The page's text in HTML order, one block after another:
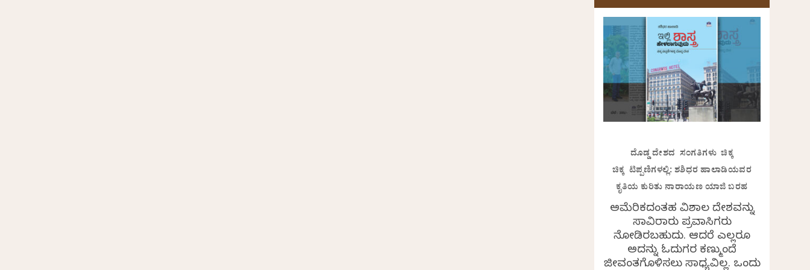
ದೊಡ್ಡ ದೇಶದ ಸಂಗತಿಗಳು ಚಿಕ್ಕ
ಚಿಕ್ಕ ಟಿಪ್ಪಣಿಗಳಲ್ಲಿ: ಶಶಿಧರ ಹಾಲಾಡಿಯವರ
ಕೃತಿಯ ಕುರಿತು ನಾರಾಯಣ ಯಾಜಿ ಬರಹ
ಅಮೆರಿಕದಂತಹ ವಿಶಾಲ ದೇಶವನ್ನು
ಸಾವಿರಾರು ಪ್ರವಾಸಿಗರು
ನೋಡಿರಬಹುದು. ಆದರೆ ಎಲ್ಲರೂ
ಅದನ್ನು ಓದುಗರ ಕಣ್ಮುಂದೆ
ಜೀವಂತಗೊಳಿಸಲು ಸಾಧ್ಯವಿಲ್ಲ. ಒಂದು